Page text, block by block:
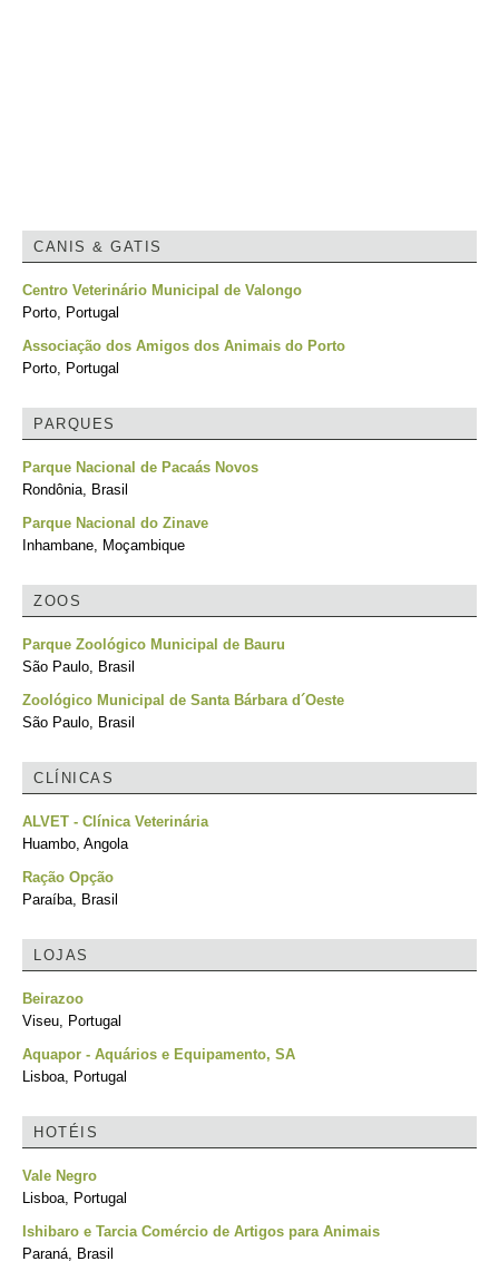
CANIS & GATIS
Centro Veterinário Municipal de Valongo
Porto, Portugal
Associação dos Amigos dos Animais do Porto
Porto, Portugal
PARQUES
Parque Nacional de Pacaás Novos
Rondônia, Brasil
Parque Nacional do Zinave
Inhambane, Moçambique
ZOOS
Parque Zoológico Municipal de Bauru
São Paulo, Brasil
Zoológico Municipal de Santa Bárbara d´Oeste
São Paulo, Brasil
CLÍNICAS
ALVET - Clínica Veterinária
Huambo, Angola
Ração Opção
Paraíba, Brasil
LOJAS
Beirazoo
Viseu, Portugal
Aquapor - Aquários e Equipamento, SA
Lisboa, Portugal
HOTÉIS
Vale Negro
Lisboa, Portugal
Ishibaro e Tarcia Comércio de Artigos para Animais
Paraná, Brasil